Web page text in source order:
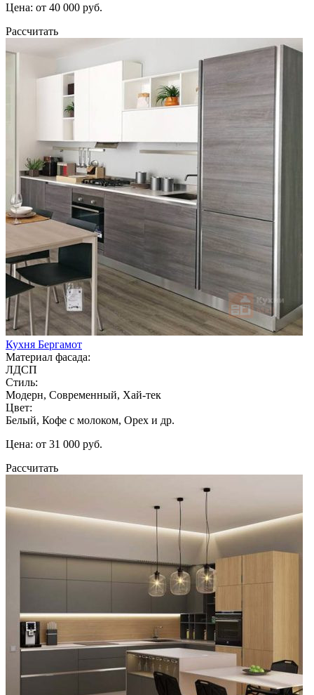
Цена: от 40 000 руб.
Рассчитать
Кухня Бергамот
Материал фасада:
ЛДСП
Стиль:
Модерн, Современный, Хай-тек
Цвет:
Белый, Кофе с молоком, Орех и др.
Цена: от 31 000 руб.
Рассчитать